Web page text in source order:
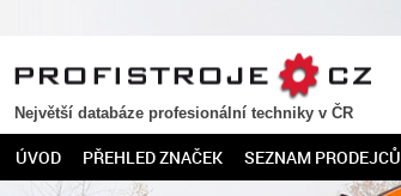
PROFISTROJE.CZ
Největší databáze profesionální techniky v ČR
ÚVOD PŘEHLED ZNAČEK SEZNAM PRODEJCŮ